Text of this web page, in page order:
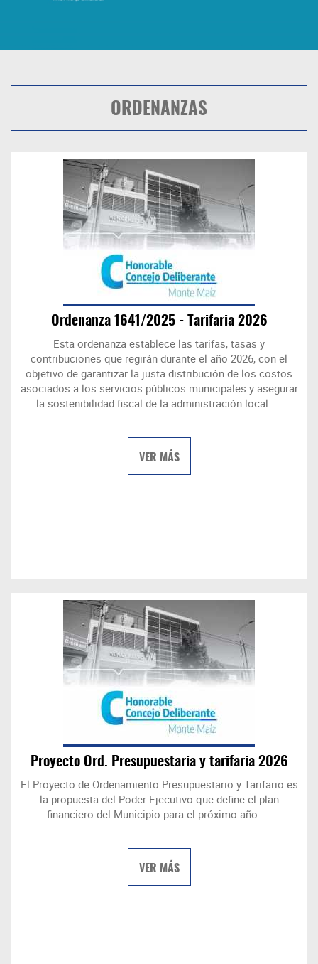
ORDENANZAS
Ordenanza 1641/2025 - Tarifaria 2026
Esta ordenanza establece las tarifas, tasas y
contribuciones que regirán durante el año 2026, con el
objetivo de garantizar la justa distribución de los costos
asociados a los servicios públicos municipales y asegurar
la sostenibilidad fiscal de la administración local. ...
VER MÁS
Proyecto Ord. Presupuestaria y tarifaria 2026
El Proyecto de Ordenamiento Presupuestario y Tarifario es
la propuesta del Poder Ejecutivo que define el plan
financiero del Municipio para el próximo año. ...
VER MÁS